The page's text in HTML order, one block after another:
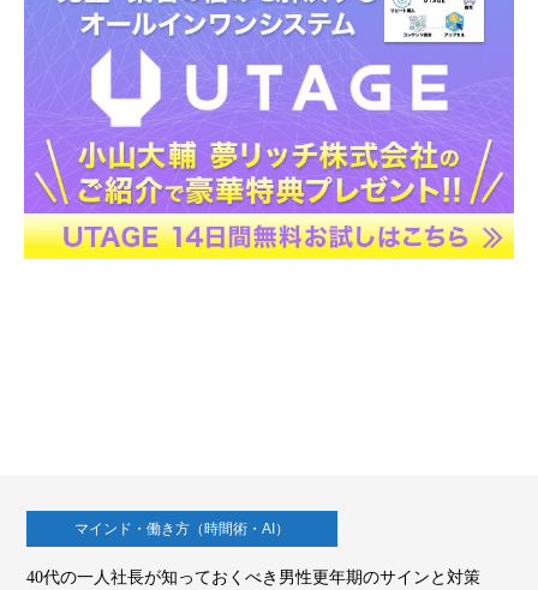
マインド・働き方（時間術・AI）
40代の一人社長が知っておくべき男性更年期のサインと対策